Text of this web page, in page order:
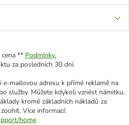
cena ** Podmínky.
za posledních 30 dní.
mailovou adresu k přímé reklamě na
služby. Můžete kdykoli vznést námitku,
kromě základních nákladů za
Více informací:
home